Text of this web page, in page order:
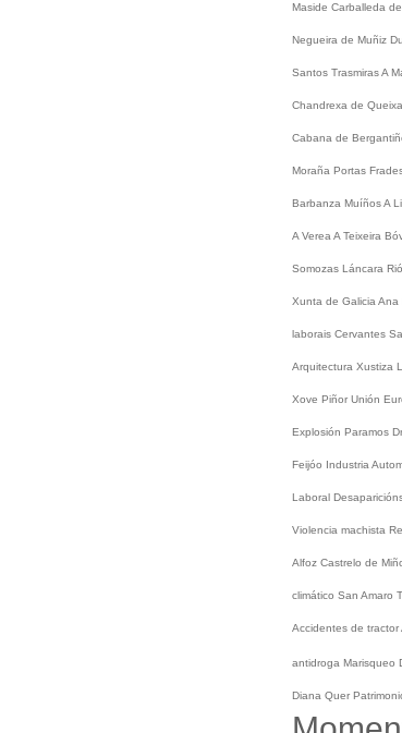
Maside Carballeda
Negueira de Muñiz
Santos TrasmirasA
Chandrexa de Queixa
Cabana de
Moraña Portas
Barbanza MuíñosA
A Verea A Teixeira
Somozas Láncara
Xunta de Galicia Ana
laborais Cervantes
Arquitectura Xustiza
Xove Piñor Unión
Explosión Paramos
Feijóo Industria
Laboral
Violencia machista
Alfoz Castrelo de
climático San Amaro
Accidentes de tractor
antidroga Marisqueo
Diana Quer